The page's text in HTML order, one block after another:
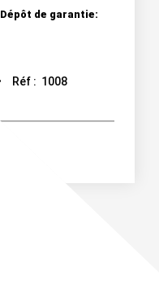
Dépôt de garantie:
Réf : 1008